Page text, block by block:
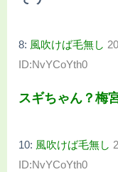
8: 風吹けば毛無し
ID:NvYCoYth0
スギちゃん？梅
10: 風吹けば毛無し
ID:NvYCoYth0